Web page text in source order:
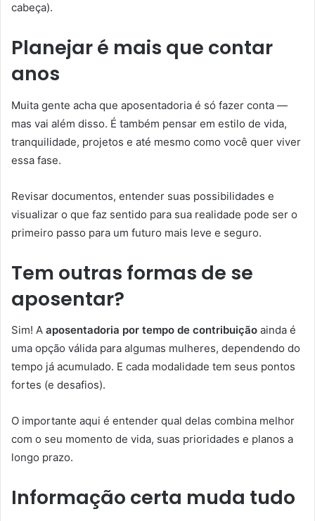
cabeça).
Planejar é mais que contar
anos
Muita gente acha que aposentadoria é só fazer conta —
mas vai além disso. É também pensar em estilo de vida,
tranquilidade, projetos e até mesmo como você quer viver
essa fase.
Revisar documentos, entender suas possibilidades e
visualizar o que faz sentido para sua realidade pode ser o
primeiro passo para um futuro mais leve e seguro.
Tem outras formas de se
aposentar?
Sim! A aposentadoria por tempo de contribuição ainda é
uma opção válida para algumas mulheres, dependendo do
tempo já acumulado. E cada modalidade tem seus pontos
fortes (e desafios).
O importante aqui é entender qual delas combina melhor
com o seu momento de vida, suas prioridades e planos a
longo prazo.
Informação certa muda tudo